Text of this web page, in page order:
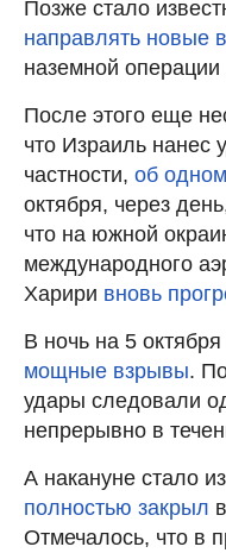
Позже стало
направлять новые
наземной
После этого еще
что Израиль нанес
частности, об
октября, через
что на южной
международного
Харири вновь
В ночь на 5
мощные взрывы.
удары следовали
непрерывно в
А накануне стало
полностью закрыл
Отмечалось, что в